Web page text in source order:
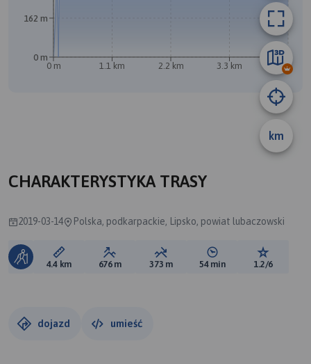
km
0 m 1.1 km 2.2 km 3.3 km 4.4 km
0 m
162 m
CHARAKTERYSTYKA TRASY
2019-03-14 Polska, podkarpackie, Lipsko, powiat lubaczowski
Długość trasy:
4.4 km Suma przewyższeń:
676 m Suma spadków:
373 m Średni czas potrzebny
54 min Ocena
1.2/6
dojazd umieść